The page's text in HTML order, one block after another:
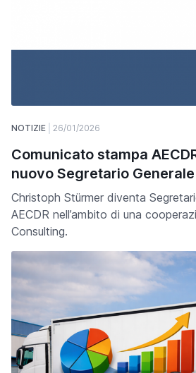
NOTIZIE 26/01/2026
Comunicato stampa
nuovo Segretario Generale
Christoph Stürmer diventa
AECDR nell’ambito di una
Consulting.